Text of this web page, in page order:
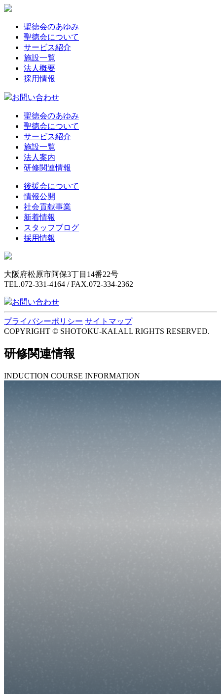
聖徳会のあゆみ
聖徳会について
サービス紹介
施設一覧
法人概要
採用情報
お問い合わせ
聖徳会のあゆみ
聖徳会について
サービス紹介
施設一覧
法人案内
研修関連情報
後援会について
情報公開
社会貢献事業
新着情報
スタッフブログ
採用情報
大阪府松原市阿保3丁目14番22号
TEL.072-331-4164 / FAX.072-334-2362
お問い合わせ
プライバシーポリシー サイトマップ
COPYRIGHT © SHOTOKU-KAI.ALL RIGHTS RESERVED.
研修関連情報
INDUCTION COURSE INFORMATION